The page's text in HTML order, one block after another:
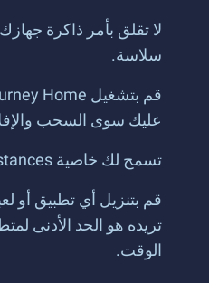
سلاسة.
عليك سوى السحب
تسمح لك خاصية Multiple Instances بتشغيل نسخ متعددة من BlueStacks على جهاز واحد. كما يدعم الآن تطبيقات 32 بت و64 بت المتزامنة.
قم بتنزيل أي تطبيق أو
الوقت.